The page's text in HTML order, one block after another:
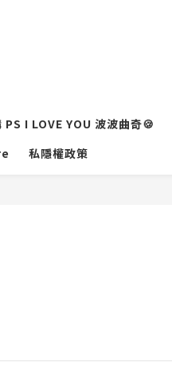
PS I LOVE YOU 波波曲奇🍪
私隱權政策